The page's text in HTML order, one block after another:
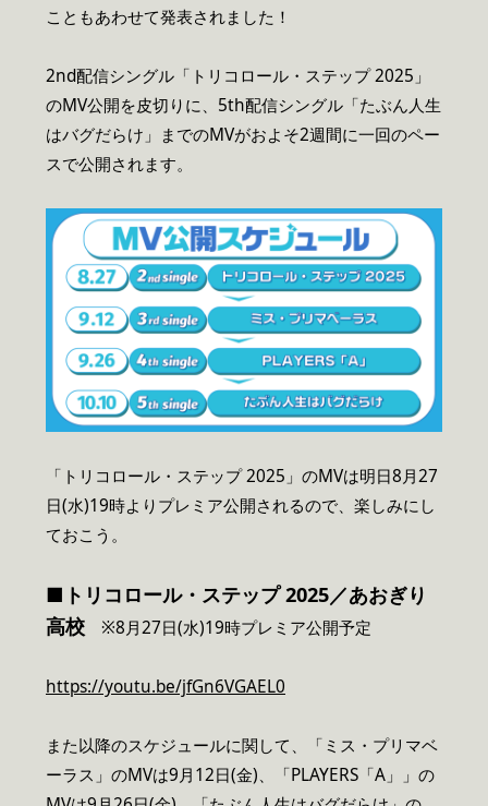
こともあわせて発表されました！
2nd配信シングル「トリコロール・ステップ 2025」
のMV公開を皮切りに、5th配信シングル「たぶん人生
はバグだらけ」までのMVがおよそ2週間に一回のペー
スで公開されます。
「トリコロール・ステップ 2025」のMVは明日8月27
日(水)19時よりプレミア公開されるので、楽しみにし
ておこう。
■ トリコロール・ステップ 2025／あおぎり
高校 ※8月27日(水)19時プレミア公開予定
https://youtu.be/jfGn6VGAEL0
また以降のスケジュールに関して、「ミス・プリマベ
ーラス」のMVは9月12日(金)、「PLAYERS「A」」の